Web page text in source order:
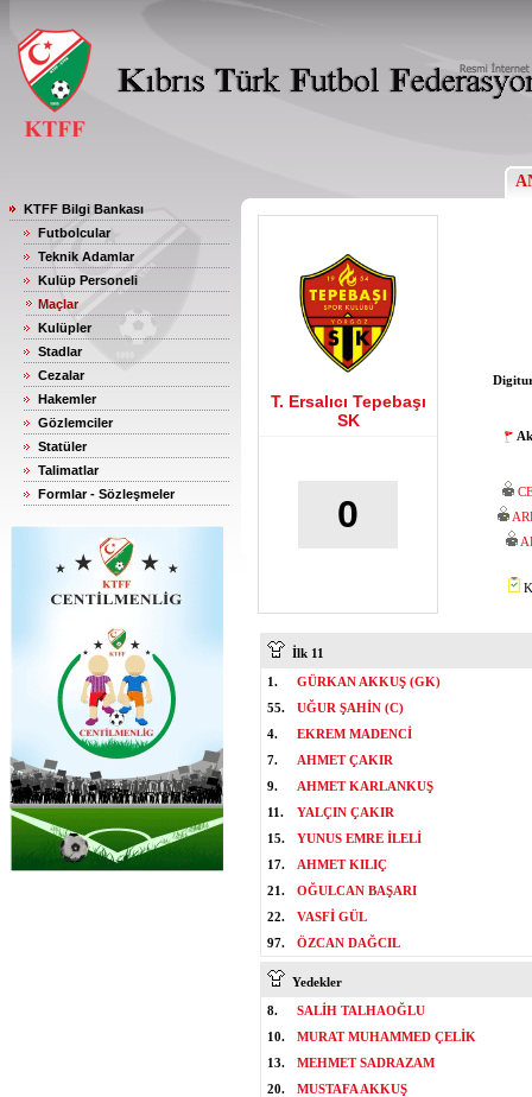
KTFF Bilgi Bankası
Futbolcular
Teknik Adamlar
Kulüp Personeli
Maçlar
Kulüpler
Stadlar
Cezalar
Hakemler
Gözlemciler
Statüler
Talimatlar
Formlar - Sözleşmeler
T. Ersalıcı Tepebaşı
SK
0
İlk 11
1.
GÜRKAN AKKUŞ (GK)
55.
UĞUR ŞAHİN (C)
4.
EKREM MADENCİ
7.
AHMET ÇAKIR
9.
AHMET KARLANKUŞ
11.
YALÇIN ÇAKIR
15.
YUNUS EMRE İLELİ
17.
AHMET KILIÇ
21.
OĞULCAN BAŞARI
22.
VASFİ GÜL
97.
ÖZCAN DAĞCIL
Yedekler
8.
SALİH TALHAOĞLU
10.
MURAT MUHAMMED ÇELİK
13.
MEHMET SADRAZAM
20.
MUSTAFA AKKUŞ